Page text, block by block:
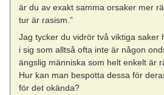
är du av exakt samma orsaker mer
tur är rasism.”
Jag tycker du vidrör två viktiga saker
i sig som alltså ofta inte är någon
ängslig människa som helt enkelt är
Hur kan man bespotta dessa för
för det okända?